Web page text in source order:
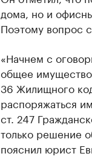
дома, но и
Поэтому вопрос
«Начнем с
общее имущество
36 Жилищного
распоряжаться
ст. 247
только решение
пояснил юрист